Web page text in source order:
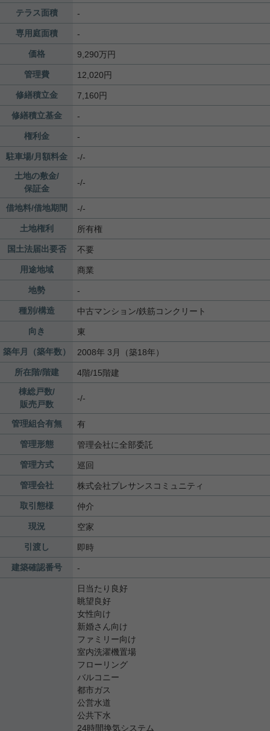
テラス面積 -
専用庭面積 -
価格 9,290万円
管理費 12,020円
修繕積立金 7,160円
修繕積立基金 -
権利金 -
駐車場/月額料金
-/-
土地の敷金/
保証金
-/-
借地料/借地期間 -/-
土地権利 所有権
国土法届出要否 不要
用途地域 商業
地勢 -
種別/構造 中古マンション/鉄筋コンクリート
向き 東
築年月（築年数） 2008年 3月（築18年）
所在階/階建
4階/15階建
棟総戸数/
販売戸数
-/-
管理組合有無 有
管理形態 管理会社に全部委託
管理方式 巡回
管理会社 株式会社プレサンスコミュニティ
取引態様 仲介
現況 空家
引渡し 即時
建築確認番号 -
日当たり良好
眺望良好
女性向け
新婚さん向け
ファミリー向け
室内洗濯機置場
フローリング
バルコニー
都市ガス
公営水道
公共下水
24時間換気システム